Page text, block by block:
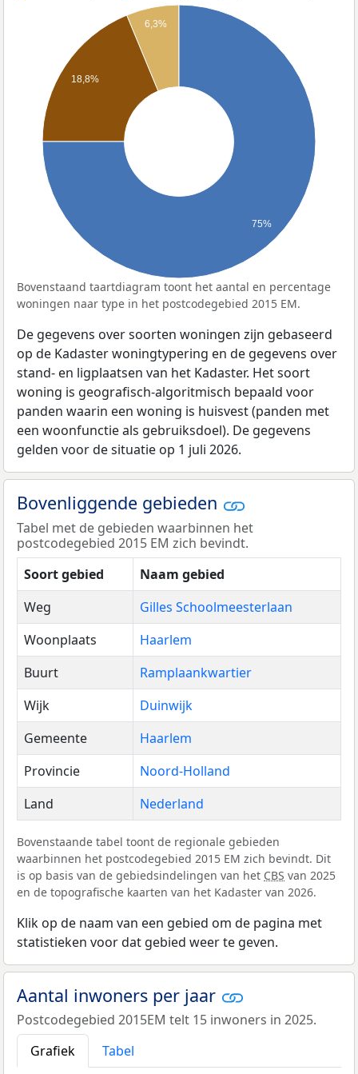
6,3%
18,8%
75%
Bovenstaand taartdiagram toont het aantal en percentage
woningen naar type in het postcodegebied 2015 EM.
De gegevens over soorten woningen zijn gebaseerd
op de Kadaster woningtypering en de gegevens over
stand- en ligplaatsen van het Kadaster. Het soort
woning is geografisch-algoritmisch bepaald voor
panden waarin een woning is huisvest (panden met
een woonfunctie als gebruiksdoel). De gegevens
gelden voor de situatie op 1 juli 2026.
Bovenliggende gebieden
Tabel met de gebieden waarbinnen het
postcodegebied 2015 EM zich bevindt.
Soort gebied
Naam gebied
Weg
Gilles Schoolmeesterlaan
Woonplaats
Haarlem
Buurt
Ramplaankwartier
Wijk
Duinwijk
Gemeente
Haarlem
Provincie
Noord-Holland
Land
Nederland
Bovenstaande tabel toont de regionale gebieden
waarbinnen het postcodegebied 2015 EM zich bevindt. Dit
is op basis van de gebiedsindelingen van het CBS van 2025
en de topografische kaarten van het Kadaster van 2026.
Klik op de naam van een gebied om de pagina met
statistieken voor dat gebied weer te geven.
Aantal inwoners per jaar
Postcodegebied 2015EM telt 15 inwoners in 2025.
Grafiek
Tabel